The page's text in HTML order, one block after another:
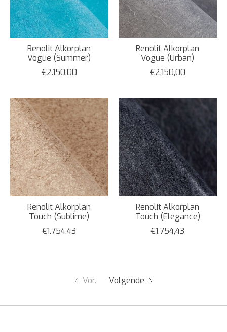
Renolit Alkorplan
Vogue (Summer)
€2.150,00
Renolit Alkorplan
Vogue (Urban)
€2.150,00
Renolit Alkorplan
Touch (Sublime)
€1.754,43
Renolit Alkorplan
Touch (Elegance)
€1.754,43
Vor. Volgende